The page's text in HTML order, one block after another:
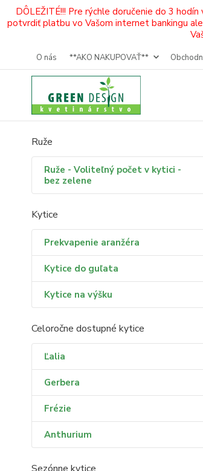
DÔLEŽITÉ!!! Pre rýchle doručenie do 3
potvrdiť platbu vo Vašom internet bankingu
O nás **AKO NAKUPOVAŤ**
Ruže
Ruže - Voliteľný počet v kytici -
bez zelene
Kytice
Prekvapenie aranžéra
Kytice do guľata
Kytice na výšku
Celoročne dostupné kytice
Ľalia
Gerbera
Frézie
Anthurium